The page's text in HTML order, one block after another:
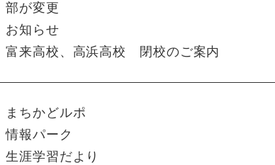
部が変更
お知らせ
富来高校、高浜高校 閉校のご案内
まちかどルポ
情報パーク
生涯学習だより